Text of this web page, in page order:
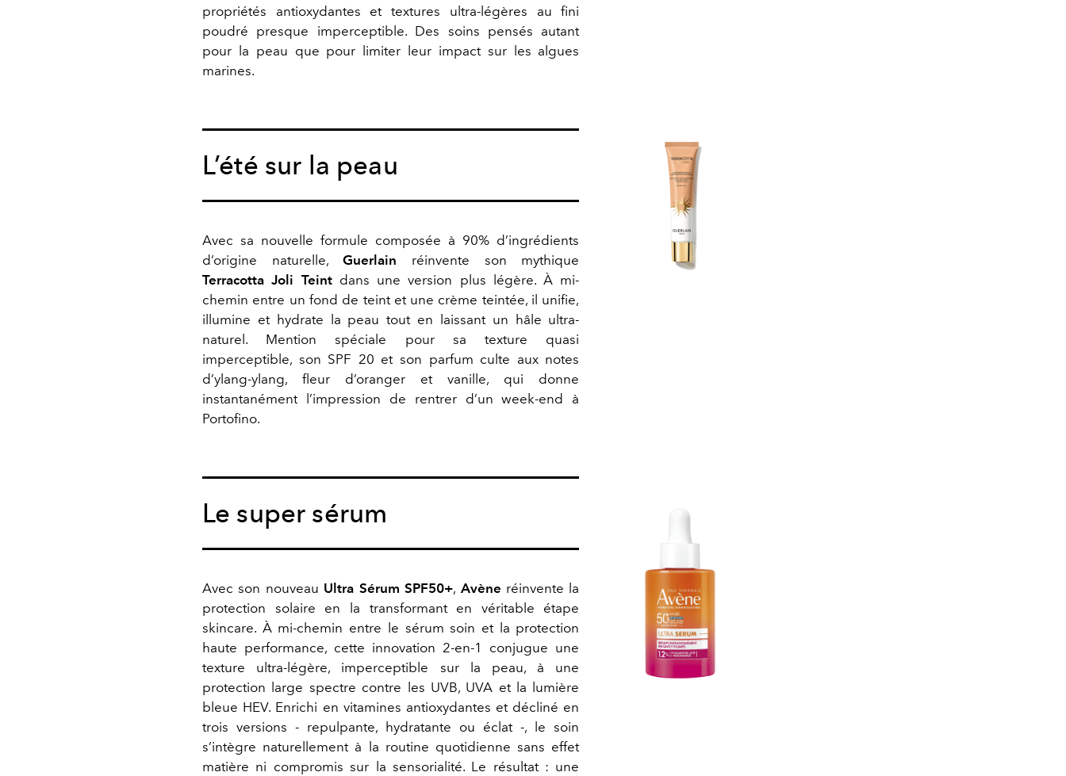
propriétés antioxydantes et textures ultra-légères au fini
poudré presque imperceptible. Des soins pensés autant
pour la peau que pour limiter leur impact sur les algues
marines.
L’été sur la peau
Avec sa nouvelle formule composée à 90% d’ingrédients
d’origine naturelle,Guerlain réinvente son mythique
Terracotta Joli Teint dans une version plus légère. À mi-
chemin entre un fond de teint et une crème teintée, il unifie,
illumine et hydrate la peau tout en laissant un hâle ultra-
naturel. Mention spéciale pour sa texture quasi
imperceptible, son SPF 20 et son parfum culte aux notes
d’ylang-ylang, fleur d’oranger et vanille, qui donne
instantanément l’impression de rentrer d’un week-end à
Portofino.
Le super sérum
Avec son nouveau Ultra Sérum SPF50+, Avène réinvente la
protection solaire en la transformant en véritable étape
skincare. À mi-chemin entre le sérum soin et la protection
haute performance, cette innovation 2-en-1 conjugue une
texture ultra-légère, imperceptible sur la peau, à une
protection large spectre contre les UVB, UVA et la lumière
bleue HEV. Enrichi en vitamines antioxydantes et décliné en
trois versions - repulpante, hydratante ou éclat -, le soin
s’intègre naturellement à la routine quotidienne sans effet
matière ni compromis sur la sensorialité. Le résultat : une